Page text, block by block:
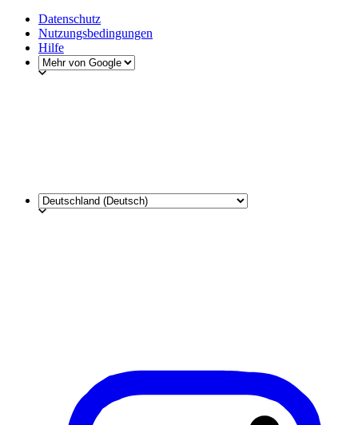
Datenschutz
Nutzungsbedingungen
Hilfe